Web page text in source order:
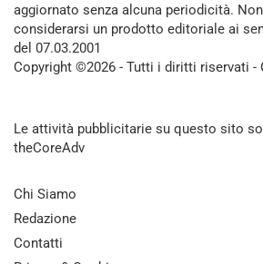
aggiornato senza alcuna periodicità.
considerarsi un prodotto editoriale ai
del 07.03.2001
Copyright ©2026 - Tutti i diritti riservati -
Le attività pubblicitarie su questo sito
theCoreAdv
Chi Siamo
Redazione
Contatti